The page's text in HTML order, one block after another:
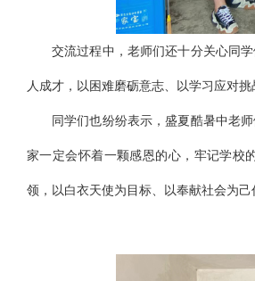
交流过程中，老师们还十分关心同
人成才，以困难磨砺意志、以学习应对
同学们也纷纷表示，盛夏酷暑中老
家一定会怀着一颗感恩的心，牢记学校
领，以白衣天使为目标、以奉献社会为